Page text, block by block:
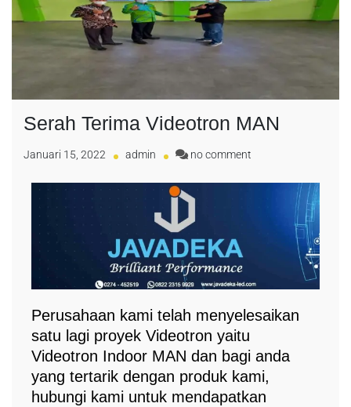
Serah Terima Videotron MAN
Januari 15, 2022 admin no comment
Perusahaan kami telah menyelesaikan
satu lagi proyek Videotron yaitu
Videotron Indoor MAN dan bagi anda
yang tertarik dengan produk kami,
hubungi kami untuk mendapatkan